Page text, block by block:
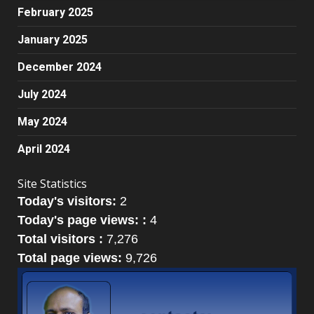
February 2025
January 2025
December 2024
July 2024
May 2024
April 2024
Site Statistics
Today's visitors: 2
Today's page views: : 4
Total visitors : 7,276
Total page views: 9,726